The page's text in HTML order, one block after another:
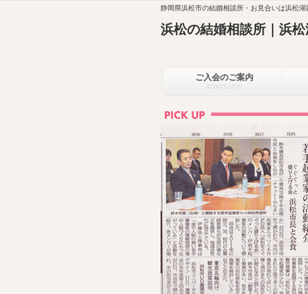
静岡県浜松市の結婚相談所・お見合いは浜松
浜松の結婚相談所｜浜
ご入会のご案内